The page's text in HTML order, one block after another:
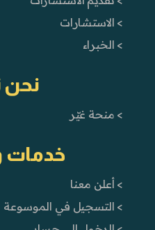
> الاستشارات
> الخبراء
نحن
> منحة غيّر
خدمات
> أعلن معنا
> التسجيل في الموسوعة